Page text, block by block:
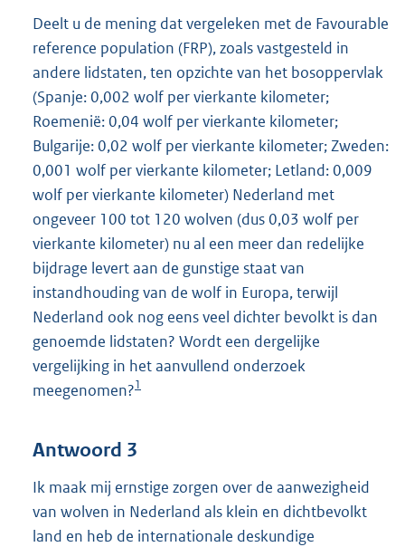
Deelt u de mening dat vergeleken met de Favourable
reference population (FRP), zoals vastgesteld in
andere lidstaten, ten opzichte van het bosoppervlak
(Spanje: 0,002 wolf per vierkante kilometer;
Roemenië: 0,04 wolf per vierkante kilometer;
Bulgarije: 0,02 wolf per vierkante kilometer; Zweden:
0,001 wolf per vierkante kilometer; Letland: 0,009
wolf per vierkante kilometer) Nederland met
ongeveer 100 tot 120 wolven (dus 0,03 wolf per
vierkante kilometer) nu al een meer dan redelijke
bijdrage levert aan de gunstige staat van
instandhouding van de wolf in Europa, terwijl
Nederland ook nog eens veel dichter bevolkt is dan
genoemde lidstaten? Wordt een dergelijke
vergelijking in het aanvullend onderzoek
meegenomen?1
Antwoord 3
Ik maak mij ernstige zorgen over de aanwezigheid
van wolven in Nederland als klein en dichtbevolkt
land en heb de internationale deskundige